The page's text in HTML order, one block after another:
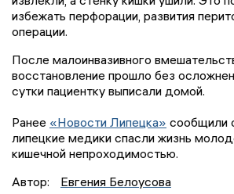
избежать перфорации, развития
операции.
После малоинвазивного
восстановление прошло без
сутки пациентку выписали домой.
Ранее «Новости Липецка» сообщили
липецкие медики спасли жизнь
кишечной непроходимостью.
Автор:
Евгения Белоусова